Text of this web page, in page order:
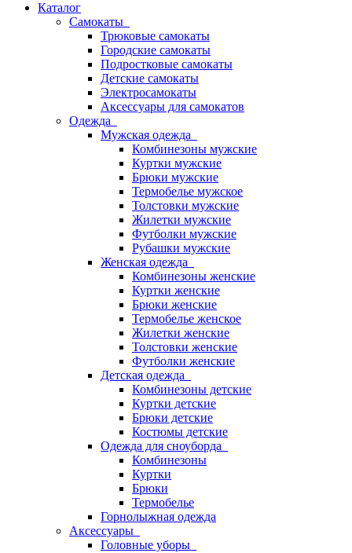
Каталог
Самокаты
Трюковые самокаты
Городские самокаты
Подростковые самокаты
Детские самокаты
Электросамокаты
Аксессуары для самокатов
Одежда
Мужская одежда
Комбинезоны мужские
Куртки мужские
Брюки мужские
Термобелье мужское
Толстовки мужские
Жилетки мужские
Футболки мужские
Рубашки мужские
Женская одежда
Комбинезоны женские
Куртки женские
Брюки женские
Термобелье женское
Жилетки женские
Толстовки женские
Футболки женские
Детская одежда
Комбинезоны детские
Куртки детские
Брюки детские
Костюмы детские
Одежда для сноуборда
Комбинезоны
Куртки
Брюки
Термобелье
Горнолыжная одежда
Аксессуары
Головные уборы